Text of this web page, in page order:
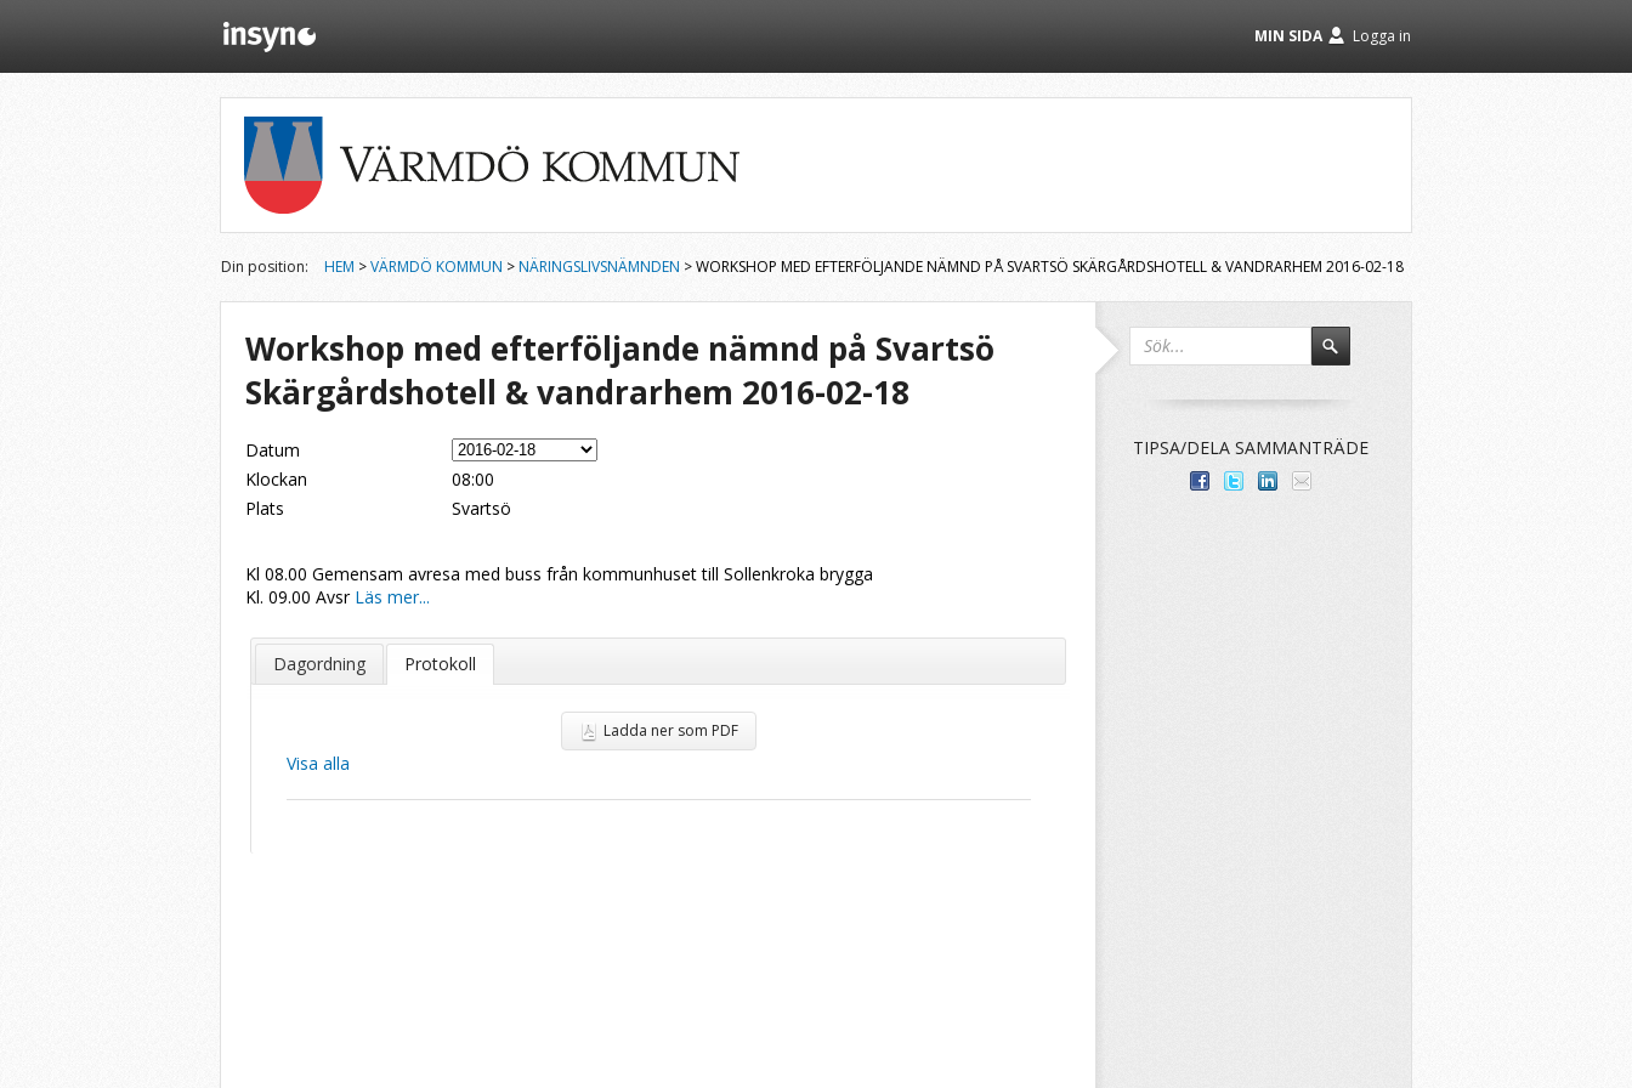
Logga in
MIN SIDA
Din position: HEM >VÄRMDÖ KOMMUN >NÄRINGSLIVSNÄMNDEN > WORKSHOP MED EFTERFÖLJANDE NÄMND PÅ SVARTSÖ SKÄRGÅRDSHOTELL & VANDRARHEM 2016-02-18
Workshop med efterföljande nämnd på Svartsö
Skärgårdshotell & vandrarhem 2016-02-18
Datum
Klockan
08:00
Plats
Svartsö
Kl 08.00 Gemensam avresa med buss från kommunhuset till Sollenkroka brygga
Kl. 09.00 AvsrLäs mer...
Dagordning Protokoll
Ladda ner som PDF
Visa alla
TIPSA/DELA SAMMANTRÄDE